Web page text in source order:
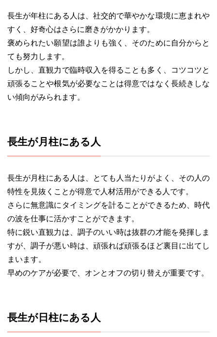
長生が年柱にある人は、社交的で華やかな環境に恵まれや
すく、好奇心はさらに磨きがかかります。
褒められたい願望は誰よりも強く、そのために自分からと
ても努力します。
しかし、直観力で臨時収入を得ることも多く、コツコツと
頑張ることや根気が必要なことは得意ではなく長続きしな
い傾向がみられます。
長生が月柱にある人
長生が月柱にある人は、とても人当たりがよく、その人の
特性を見抜くことが得意で人材活用ができる人です。
さらに無意識にタイミングを計ることができるため、時代
の波を仕事に活かすことができます。
特に鋭い直観力は、調子のいい時は抜群の才能を発揮しま
すが、調子が悪い時は、頑張れば頑張るほど裏目に出てし
まいます。
早めのケアが必要で、オンとオフの切り替えが重要です。
長生が日柱にある人